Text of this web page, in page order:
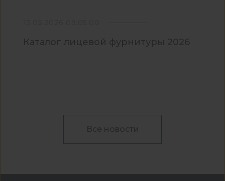
Каталог лицевой фурнитуры 2026
Все новости